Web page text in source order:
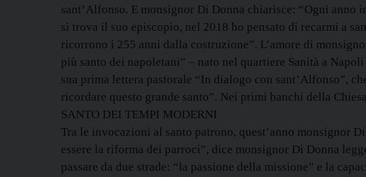
sant’Alfonso. E monsignor Di Donna chiarisce: “Ogni anno
si trova il suo episcopio, nel 2018 ho pensato di recarmi a
ricorrono i 255 anni dalla costruzione”. L’amore di
più santo dei napoletani” – nato nel quartiere Sanità a
sua prima lettera pastorale “In dialogo con sant’Alfonso”,
ricordare questo grande santo”. Nei primi banchi della
SANTO DEI TEMPI MODERNI
Tra le invocazioni al santo patrono, quest’anno monsignor
essere la riforma dei parroci”, dice monsignor Di Donna
passare da due strade: “la passione della missione” e la